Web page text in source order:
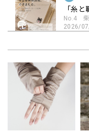
No.4
2026/
もう少し丁寧に作ら
ました。 現物が見た
したが、工事中で見
ておいて欲しかった
た。